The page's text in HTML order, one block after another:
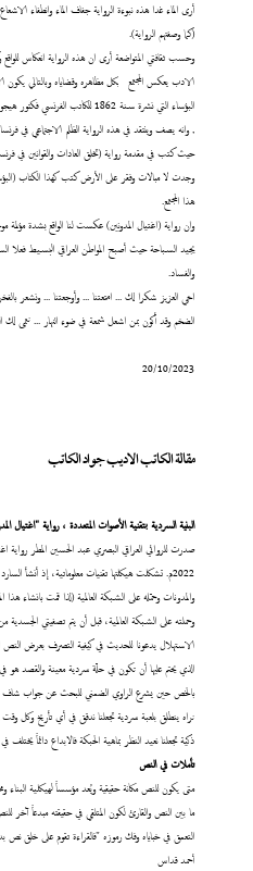
أرى الماء غدا هذه نبوءة الرواية جفاف الماء وانطفاء
(كما وصفتهم الرواية).
وحسب ثقافتي المتواضعة أرى ان هذه الرواية انعكاس
الادب يعكس المجتمع بكل مظاهره وقضاياه وبالتالي يكون
البؤساء التي نشرة سنة 1862 للكاتب
, وانه يصف وينتقد في هذه الرواية الظلم الاجتماعي في
حيث كتب في مقدمة رواية (تخلق العادات والقوانين في
وجدت لا مبالات وفقر على الأرض كتب كهذا الكتاب
هذا المجتمع.
وان رواية (اغتيال المدونين) عكست لنا الواقع بشدة
يجيد السباحة حيث أصبح المواطن العراقي البسيط فعلا
والفساد.
اخي العزيز شكرا لك ... امتعتنا ... وأوجعتنا ... ونشعر
الضخم وقد أكون بمن اشعل شمعة في ضوء النهار ... نتمى لك
20/10/2023
مقالة الكاتب الاديب جواد الكاتب
البنية السردية بتقنية الأصوات المتعددة ، رواية "اغتيال
صدرت للروائي العراقي البصري عبد الحسين المطر
2022م. تشكلت هيكلتها تقنيات معلوماتية، إذ أنشأ
والمدونات وحمّله على الشبكة العالمية (لذا قمت بانشاء
الاستهلال يدعونا للحديث في كيفية التصرف بعرض النص
الذي يحتم عليها أن تكون في حلّة سردية معينة والقصد هو في
بالخص حين يشرع الراوي الضمني للبحث عن جواب شاف
نراه ينطلق بلعبة سردية تجعلنا ندقق في أي تأريخ وكل وقت
ذكية تجعلنا نعيد النظر بماهية الحبكة فالابداع دائماً يختلف
تأملاتفي النص
متىيكون للنص مكانة حقيقية ويُعد مؤسساً لهيكلية البناء
ما بين النص والقارئ لكون المتلقي في حقيقته مبدعاً
التعمق في خباياه وفك رموزه "فالقراءة تقوم على خلق
أحمد قداس